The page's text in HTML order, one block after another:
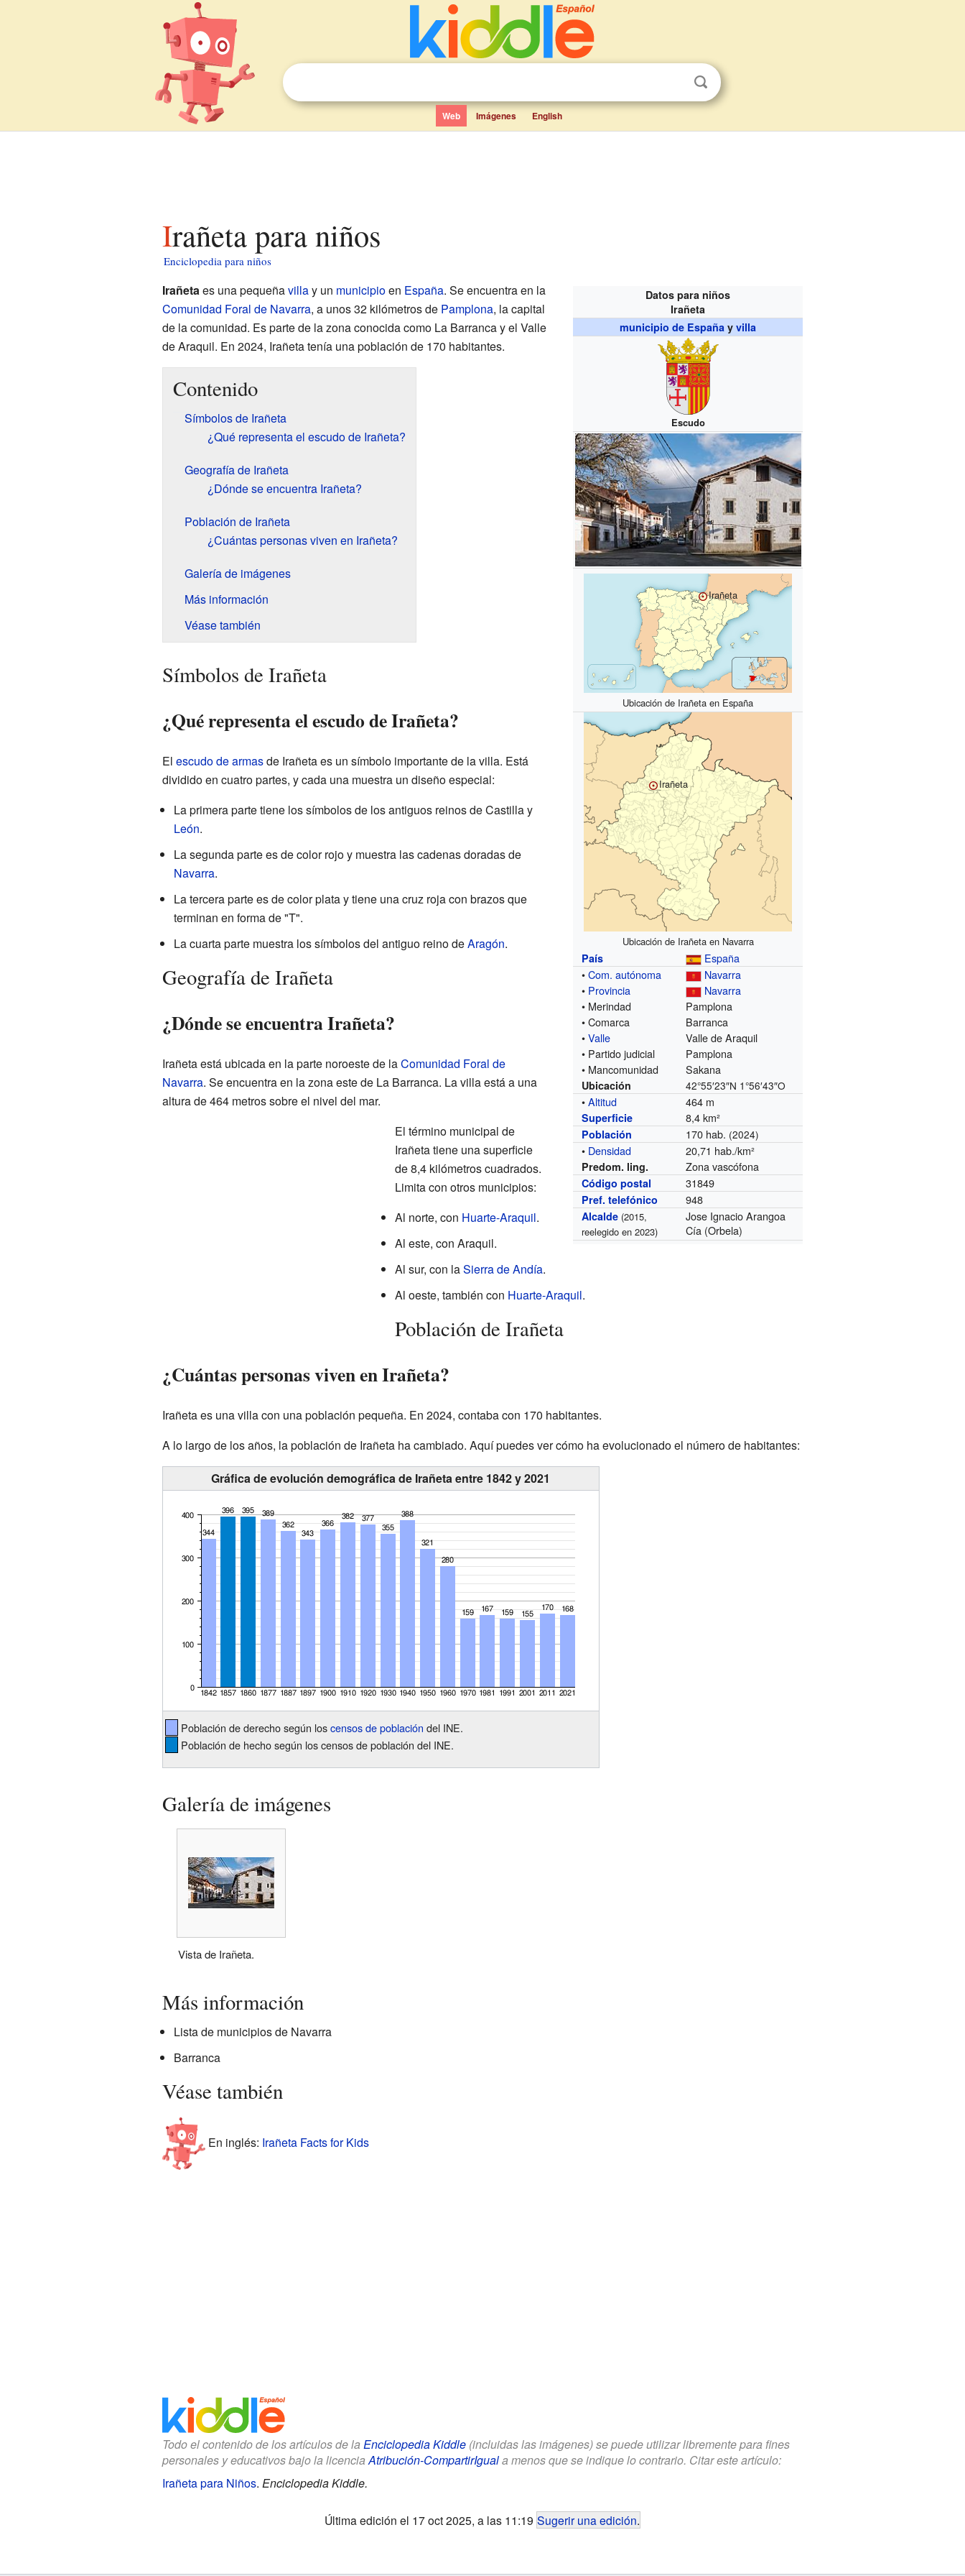
Web Imágenes English
Irañeta para niños
Enciclopedia para niños
Datos para niños
Irañeta
municipio de España yvilla
Escudo
Irañeta
Ubicación de Irañeta en España
Irañeta
Ubicación de Irañeta en Navarra
País
España
•Com. autónoma
Navarra
• Provincia
Navarra
• Merindad
Pamplona
• Comarca
Barranca
•Valle
Valle de Araquil
• Partido judicial
Pamplona
• Mancomunidad
Sakana
Ubicación 42°55′23″N 1°56′43″O
•Altitud 464 m
Superficie 8,4 km²
Población 170 hab. (2024)
• Densidad 20,71 hab./km²
Predom. ling. Zona vascófona
Código postal 31849
Pref. telefónico 948
Alcalde (2015,
reelegido en 2023)
Jose Ignacio Arangoa
Cía (Orbela)
Irañetaes una pequeñavillay un municipioen España. Se encuentra en la
Comunidad Foral de Navarra, a unos 32 kilómetros de Pamplona, la capital
de la comunidad. Es parte de la zona conocida como La Barranca y el Valle
de Araquil. En 2024, Irañeta tenía una población de 170 habitantes.
Contenido
Símbolos de Irañeta
¿Qué representa el escudo de Irañeta?
Geografía de Irañeta
¿Dónde se encuentra Irañeta?
Población de Irañeta
¿Cuántas personas viven en Irañeta?
Galería de imágenes
Más información
Véase también
Símbolos de Irañeta
¿Qué representa el escudo de Irañeta?
El escudo de armasde Irañeta es un símbolo importante de la villa. Está
dividido en cuatro partes, y cada una muestra un diseño especial:
La primera parte tiene los símbolos de los antiguos reinos de Castilla y
León.
La segunda parte es de color rojo y muestra las cadenas doradas de
Navarra.
La tercera parte es de color plata y tiene una cruz roja con brazos que
terminan en forma de "T".
La cuarta parte muestra los símbolos del antiguo reino deAragón.
Geografía de Irañeta
¿Dónde se encuentra Irañeta?
Irañeta está ubicada en la parte noroeste de laComunidad Foral de
Navarra. Se encuentra en la zona este de La Barranca. La villa está a una
altura de 464 metros sobre el nivel del mar.
El término municipal de
Irañeta tiene una superficie
de 8,4 kilómetros cuadrados.
Limita con otros municipios:
Al norte, con Huarte-Araquil.
Al este, con Araquil.
Al sur, con laSierra de Andía.
Al oeste, también con Huarte-Araquil.
Población de Irañeta
¿Cuántas personas viven en Irañeta?
Irañeta es una villa con una población pequeña. En 2024, contaba con 170 habitantes.
A lo largo de los años, la población de Irañeta ha cambiado. Aquí puedes ver cómo ha evolucionado el número de habitantes:
Gráfica de evolución demográfica de Irañeta entre 1842 y 2021
Población de derecho según loscensos de población del INE.
Población de hecho según los censos de población del INE.
Galería de imágenes
Vista de Irañeta.
Más información
Lista de municipios de Navarra
Barranca
Véase también
En inglés: Irañeta Facts for Kids
Todo el contenido de los artículos de la Enciclopedia Kiddle(incluidas las imágenes) se puede utilizar libremente para fines
personales y educativos bajo la licenciaAtribución-CompartirIguala menos que se indique lo contrario. Citar este artículo:
Irañeta para Niños. Enciclopedia Kiddle.
Última edición el 17 oct 2025, a las 11:19 Sugerir una edición.